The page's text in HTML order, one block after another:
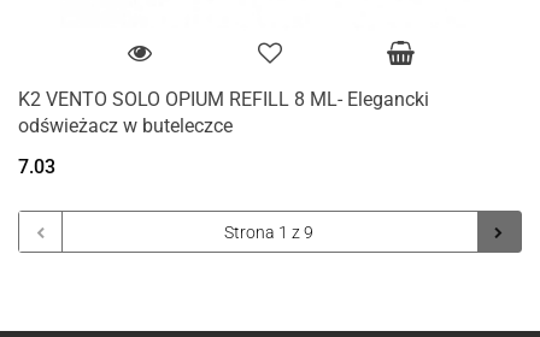
K2 VENTO SOLO OPIUM REFILL 8 ML- Elegancki
odświeżacz w buteleczce
7.03